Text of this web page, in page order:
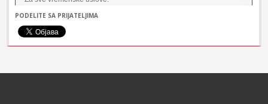
Za svaki model automobila poseban odgovarajući set patosnica.
Boja: Crna
PODELITE SA PRIJATELJIMA